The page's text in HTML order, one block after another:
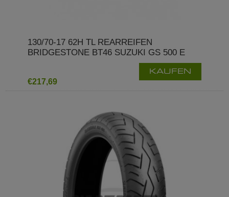
130/70-17 62H TL REARREIFEN
BRIDGESTONE BT46 SUZUKI GS 500 E
€217,69
KAUFEN